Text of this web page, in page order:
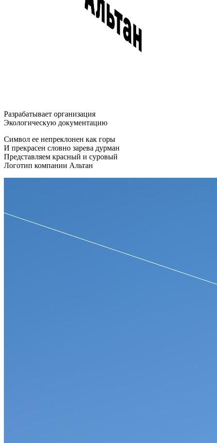
Разрабатывает организация
Экологическую документацию
Символ ее непреклонен как горы
И прекрасен словно зарева дурман
Представляем красный и суровый
Логотип компании Альтан